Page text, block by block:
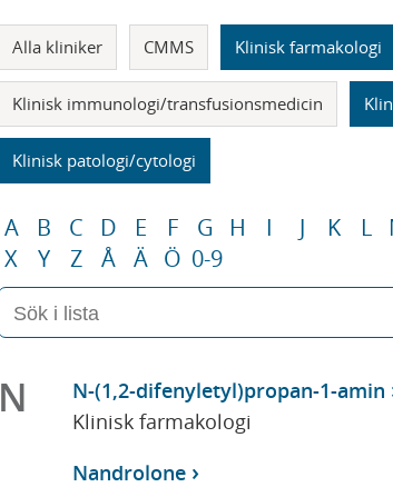
Alla kliniker CMMS Klinisk farmakologi
Klinisk immunologi/transfusionsmedicin
Klinisk patologi/cytologi
A B C D E F G H I J K L
X
Y Z Å Ä Ö 0-9
N
N-(1,2-difenyletyl)propan-1-amin
Klinisk farmakologi
Nandrolone